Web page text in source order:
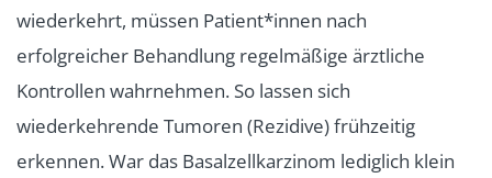
wiederkehrt, müssen Patient*innen nach
erfolgreicher Behandlung regelmäßige ärztliche
Kontrollen wahrnehmen. So lassen sich
wiederkehrende Tumoren (Rezidive) frühzeitig
erkennen. War das Basalzellkarzinom lediglich klein